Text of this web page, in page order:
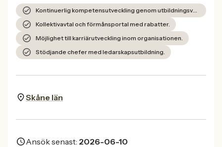
Kontinuerlig kompetensutveckling genom utbildningsverksamheten Lära.
Kollektivavtal och förmånsportal med rabatter.
Möjlighet till karriärutveckling inom organisationen.
Stödjande chefer med ledarskapsutbildning.
Skåne län
Ansök senast: 2026-06-10